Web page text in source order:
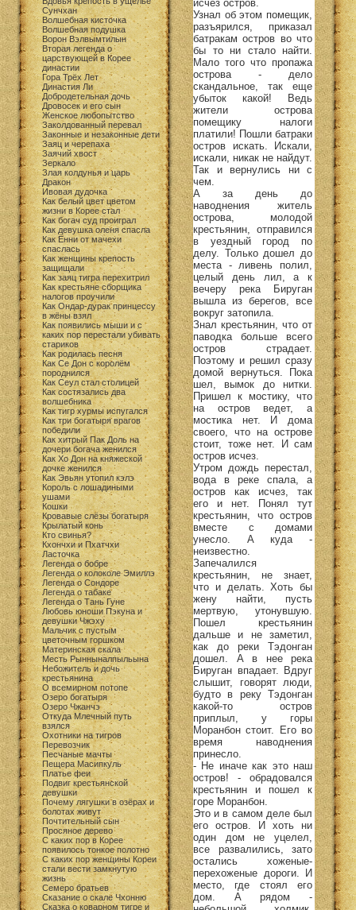
Сунчхан
Волшебная кисточка
Волшебная подушка
Ворон Вэлвымтилын
Вторая легенда о
царствующей в Корее
династии
Гора Трёх Лет
Династия Ли
Добродетельная дочь
Дровосек и его сын
Женское любопытство
Заколдованный перевал
Законные и незаконные дети
Заяц и черепаха
Заячий хвост
Зеркало
Злая колдунья и царь
Дракон
Ивовая дудочка
Как белый цвет цветом
жизни в Корее стал
Как богач суд проиграл
Как девушка оленя спасла
Как Ённи от мачехи
спаслась
Как женщины крепость
защищали
Как заяц тигра перехитрил
Как крестьяне сборщика
налогов проучили
Как Ондар-дурак принцессу
в жёны взял
Как появились мыши и с
каких пор перестали убивать
стариков
Как родилась песня
Как Се Дон с королём
породнился
Как Сеул стал столицей
Как состязались два
волшебника
Как тигр хурмы испугался
Как три богатыря врагов
победили
Как хитрый Пак Доль на
дочери богача женился
Как Хо Дон на княжеской
дочке женился
Как Эвьян утопил кэлэ
Король с лошадиными
ушами
Кошки
Кровавые слёзы богатыря
Крылатый конь
Кто свинья?
Кхончхи и Пхатчхи
Ласточка
Легенда о бобре
Легенда о колоколе Эмиллэ
Легенда о Сондоре
Легенда о табаке
Легенда о Тань Гуне
Любовь юноши Пэкуна и
девушки Чжэху
Мальчик с пустым
цветочным горшком
Материнская скала
Месть Рынныналпыльына
Небожитель и дочь
крестьянина
О всемирном потопе
Озеро богатыря
Озеро Чжанчэ
Откуда Млечный путь
взялся
Охотники на тигров
Перевозчик
Песчаные мачты
Пещера Масипкуль
Платье феи
Подвиг крестьянской
девушки
Почему лягушки в озёрах и
болотах живут
Почтительный сын
Просяное дерево
С каких пор в Корее
появилось тонкое полотно
С каких пор женщины Кореи
стали вести замкнутую
жизнь
Семеро братьев
Сказание о скале Чхонню
Сказка о коварном тигре и
исчез остров.
Узнал об этом помещик,
разъярился, приказал
батракам остров во что
бы то ни стало найти.
Мало того что пропажа
острова - дело
скандальное, так еще
убыток какой! Ведь
жители острова
помещику налоги
платили! Пошли батраки
остров искать. Искали,
искали, никак не найдут.
Так и вернулись ни с
чем.
А за день до
наводнения житель
острова, молодой
крестьянин, отправился
в уездный город по
делу. Только дошел до
места - ливень полил,
целый день лил, а к
вечеру река Бируган
вышла из берегов, все
вокруг затопила.
Знал крестьянин, что от
паводка больше всего
остров страдает.
Поэтому и решил сразу
домой вернуться. Пока
шел, вымок до нитки.
Пришел к мостику, что
на остров ведет, а
мостика нет. И дома
своего, что на острове
стоит, тоже нет. И сам
остров исчез.
Утром дождь перестал,
вода в реке спала, а
остров как исчез, так
его и нет. Понял тут
крестьянин, что остров
вместе с домами
унесло. А куда -
неизвестно.
Запечалился
крестьянин, не знает,
что и делать. Хоть бы
жену найти, пусть
мертвую, утонувшую.
Пошел крестьянин
дальше и не заметил,
как до реки Тэдонган
дошел. А в нее река
Бируган впадает. Вдруг
слышит, говорят люди,
будто в реку Тэдонган
какой-то остров
приплыл, у горы
Моранбон стоит. Его во
время наводнения
принесло.
- Не иначе как это наш
остров! - обрадовался
крестьянин и пошел к
горе Моранбон.
Это и в самом деле был
его остров. И хоть ни
один дом не уцелел,
все развалились, зато
остались хоженые-
перехоженые дороги. И
место, где стоял его
дом. А рядом -